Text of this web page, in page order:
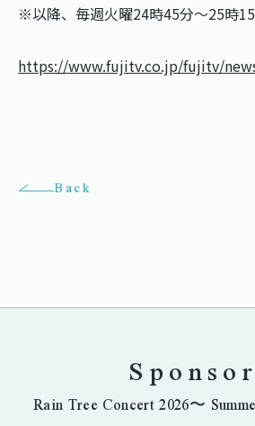
※以降、毎週火曜24時45分～25時
https://www.fujitv.co.jp/fujitv/
Back
Rain Tree Concert 2026〜